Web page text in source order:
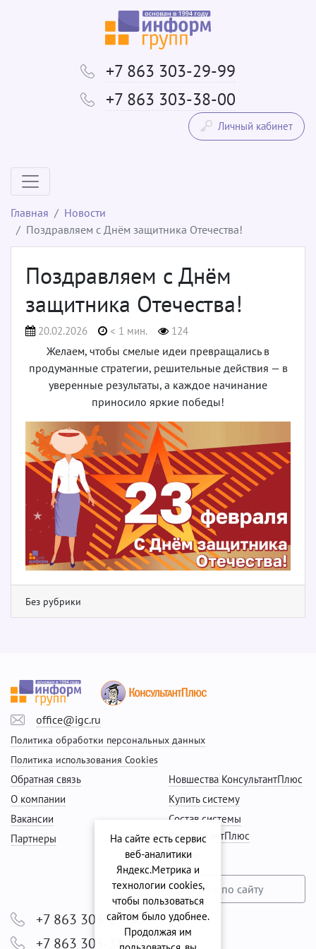
+7 863 303-29-99
+7 863 303-38-00
Личный кабинет
Главная
Новости
Поздравляем с Днём защитника Отечества!
Поздравляем с Днём
защитника Отечества!
20.02.2026 < 1 мин. 124
Желаем, чтобы смелые идеи превращались в
продуманные стратегии, решительные действия — в
уверенные результаты, а каждое начинание
приносило яркие победы!
Без рубрики
office@igc.ru
Политика обработки персональных данных
Политика использования Cookies
Новшества КонсультантПлюс
Купить систему
Состав системы
КонсультантПлюс
Сервис
Обратная связь
О компании
Вакансии
Партнеры
+7 863 303-29-99
+7 863 303-38-00
На сайте есть сервис
веб-аналитики
Яндекс.Метрика и
технологии cookies,
чтобы пользоваться
сайтом было удобнее.
Продолжая им